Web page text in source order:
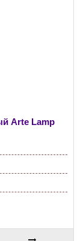
Arte Lamp